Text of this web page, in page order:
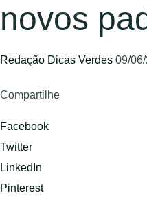
novos
Redação Dicas Verdes 09/
Compartilhe
Facebook
Twitter
LinkedIn
Pinterest